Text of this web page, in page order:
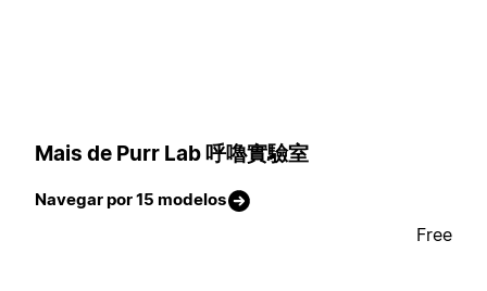
Mais de Purr Lab 呼嚕實驗室
Navegar por 15 modelos
Free